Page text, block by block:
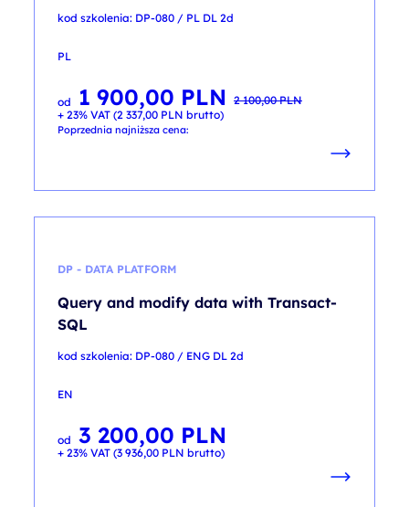
kod szkolenia: DP-080 / PL DL 2d
PL
od 2 100,00PLN
Pierwotna
cena
wynosiła:
2 100,00 PLN.
1 900,00 PLN
Aktualna
cena
wynosi:
1 900,00 PLN.
+ 23% VAT (2 337,00 PLN brutto)
Poprzednia najniższa cena:
DP - DATA PLATFORM
Query and modify data with Transact-
SQL
kod szkolenia: DP-080 / ENG DL 2d
EN
od 3 200,00 PLN
+ 23% VAT (3 936,00 PLN brutto)